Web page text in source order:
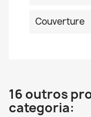
Couverture
16 outros
categoria: